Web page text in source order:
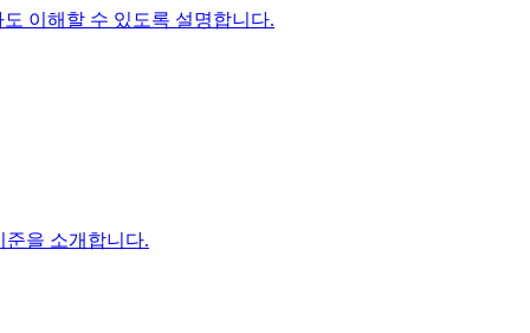
이해할 수 있도록 설명합니다.
준을 소개합니다.